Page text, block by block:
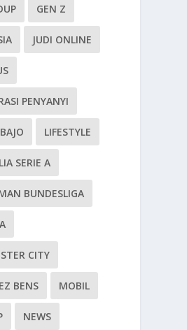
GEN Z
JUDI ONLINE
PENYANYI
LIFESTYLE
SERIE A
BUNDESLIGA
CITY
BENS MOBIL
NEWS